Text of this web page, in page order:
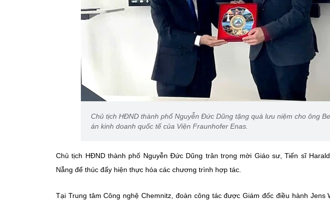
Chủ tịch HĐND thành phố Nguyễn Đức Dũng tặng quà lưu niệm cho ông
án kinh doanh quốc tế của Viện Fraunhofer Enas.
Chủ tịch HĐND thành phố Nguyễn Đức Dũng trân trọng mời Giáo sư, Tiến sĩ
Nẵng để thúc đẩy hiện thực hóa các chương trình hợp tác.
Tại Trung tâm Công nghệ Chemnitz, đoàn công tác được Giám đốc điều hành